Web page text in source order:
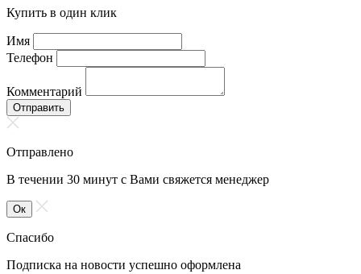
Купить в один клик
Имя
Телефон
Комментарий
Отправить
Отправлено
В течении 30 минут с Вами свяжется менеджер
Ок
Спасибо
Подписка на новости успешно оформлена